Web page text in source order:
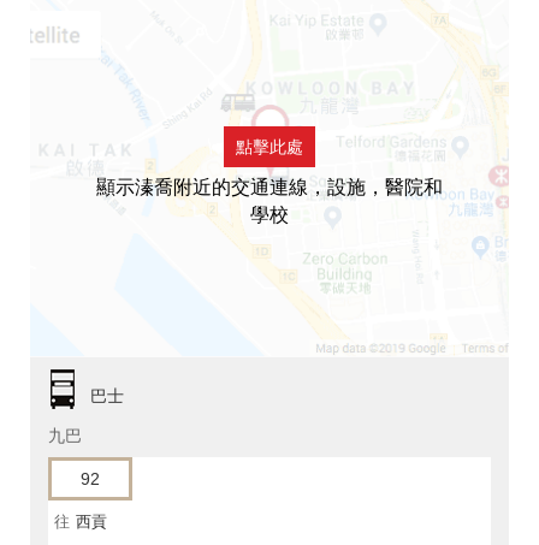
點擊此處
顯示溱喬附近的交通連線，設施，醫院和
學校
巴士
九巴
92
往 西貢